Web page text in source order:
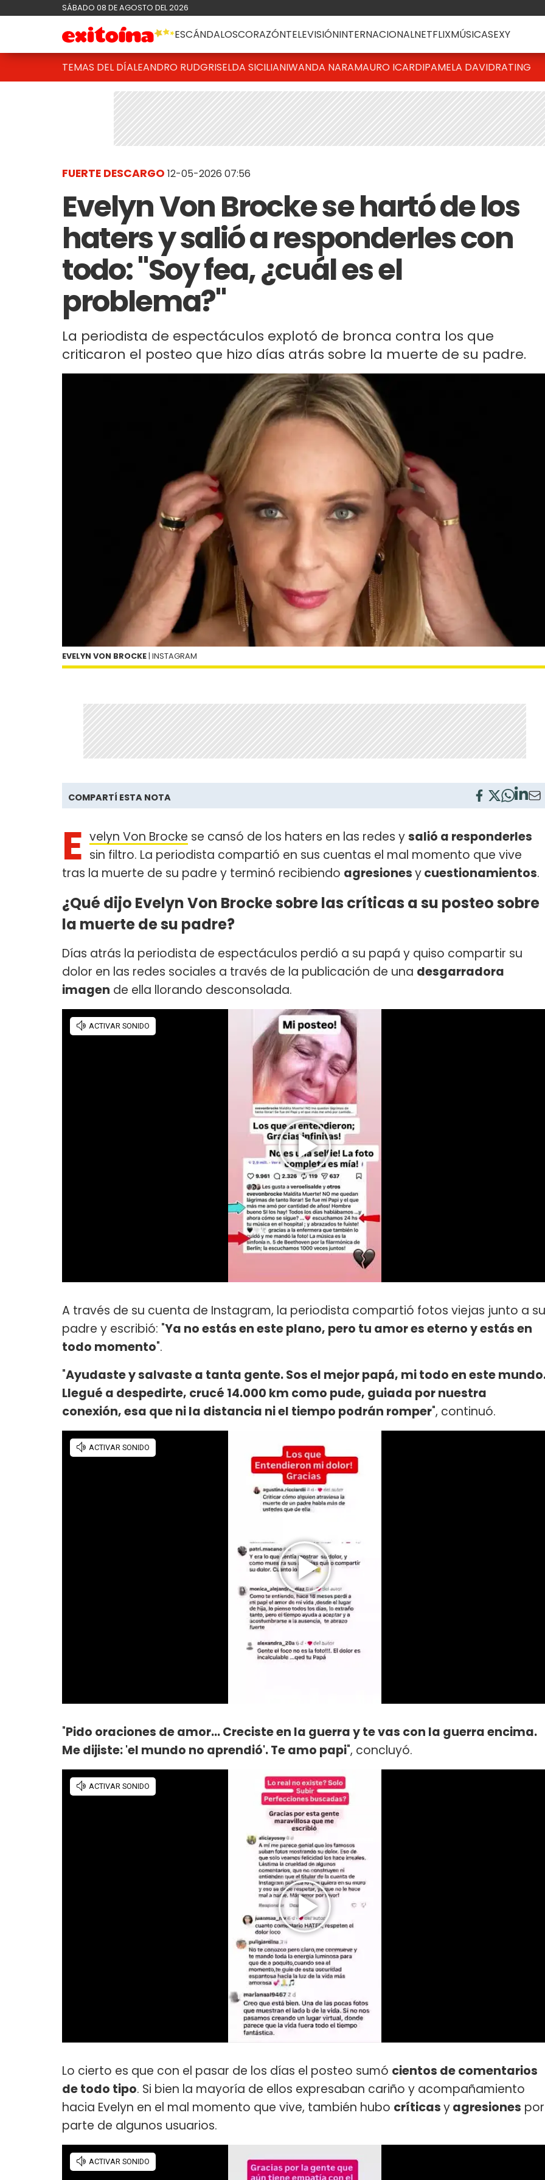
SÁBADO 08 DE AGOSTO DEL 2026
ESCÁNDALOSCORAZÓNTELEVISIÓNINTERNACIONALNETFLIXMÚSICASEXY
TEMAS DEL DÍALEANDRO RUDGRISELDA SICILIANIWANDA NARAMAURO ICARDIPAMELA DAVIDRATING
FUERTE DESCARGO 12-05-2026 07:56
Evelyn Von Brocke se hartó de los
haters y salió a responderles con
todo: "Soy fea, ¿cuál es el
problema?"
La periodista de espectáculos explotó de bronca contra los que
criticaron el posteo que hizo días atrás sobre la muerte de su padre.
EVELYN VON BROCKE | INSTAGRAM
COMPARTÍ ESTA NOTA
E velyn Von Brocke se cansó de los haters en las redes ysalió a responderles
sin filtro. La periodista compartió en sus cuentas el mal momento que vive
tras la muerte de su padre y terminó recibiendo agresionesycuestionamientos.
¿Qué dijo Evelyn Von Brocke sobre las críticas a su posteo sobre
la muerte de su padre?
Días atrás la periodista de espectáculos perdió a su papá y quiso compartir su
dolor en las redes sociales a través de la publicación de una desgarradora
imagen de ella llorando desconsolada.
A través de su cuenta de Instagram, la periodista compartió fotos viejas junto a su
padre y escribió: "Ya no estás en este plano, pero tu amor es eterno y estás en
todo momento".
"Ayudaste y salvaste a tanta gente. Sos el mejor papá, mi todo en este
Llegué a despedirte, crucé 14.000 km como pude, guiada por nuestra
conexión, esa que ni la distancia ni el tiempo podrán romper", continuó.
"Pido oraciones de amor... Creciste en la guerra y te vas con la guerra encima.
Me dijiste: 'el mundo no aprendió'. Te amo papi", concluyó.
Lo cierto es que con el pasar de los días el posteo sumó cientos de comentarios
de todo tipo. Si bien la mayoría de ellos expresaban cariño y acompañamiento
hacia Evelyn en el mal momento que vive, también hubo críticasyagresiones por
parte de algunos usuarios.